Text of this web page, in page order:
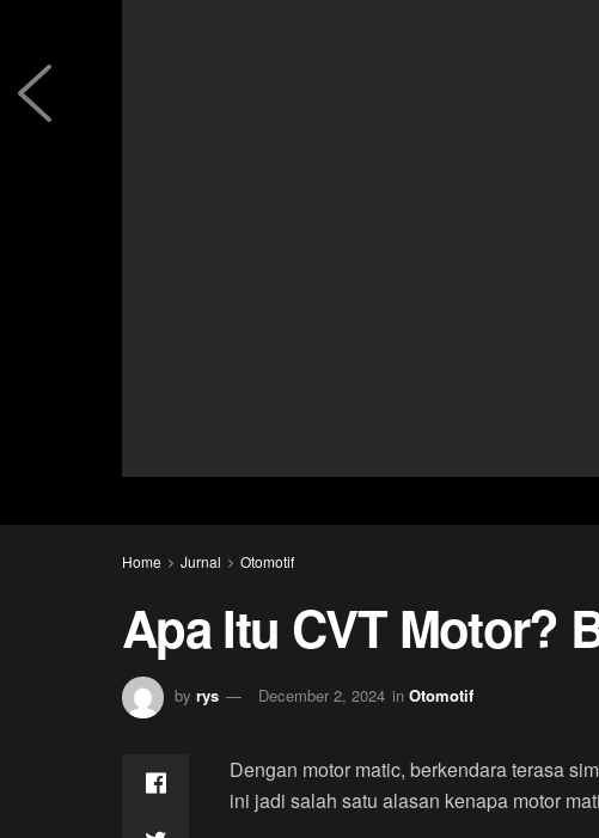
Home Jurnal Otomotif
Apa Itu CVT Motor?
by rys December 2, 2024 in Otomotif
Dengan motor matic, berkendara terasa
ini jadi salah satu alasan kenapa motor